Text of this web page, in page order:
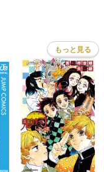
子、
する。
けの存在ではなく、鬼
もっと見る